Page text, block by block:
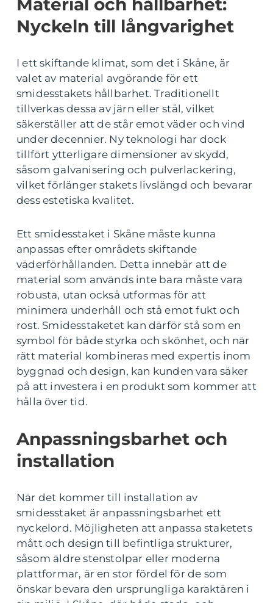
Material och hållbarhet:
Nyckeln till långvarighet
I ett skiftande klimat, som det i Skåne, är
valet av material avgörande för ett
smidesstakets hållbarhet. Traditionellt
tillverkas dessa av järn eller stål, vilket
säkerställer att de står emot väder och vind
under decennier. Ny teknologi har dock
tillfört ytterligare dimensioner av skydd,
såsom galvanisering och pulverlackering,
vilket förlänger stakets livslängd och bevarar
dess estetiska kvalitet.
Ett smidesstaket i Skåne måste kunna
anpassas efter områdets skiftande
väderförhållanden. Detta innebär att de
material som används inte bara måste vara
robusta, utan också utformas för att
minimera underhåll och stå emot fukt och
rost. Smidesstaketet kan därför stå som en
symbol för både styrka och skönhet, och när
rätt material kombineras med expertis inom
byggnad och design, kan kunden vara säker
på att investera i en produkt som kommer att
hålla över tid.
Anpassningsbarhet och
installation
När det kommer till installation av
smidesstaket är anpassningsbarhet ett
nyckelord. Möjligheten att anpassa staketets
mått och design till befintliga strukturer,
såsom äldre stenstolpar eller moderna
plattformar, är en stor fördel för de som
önskar bevara den ursprungliga karaktären i